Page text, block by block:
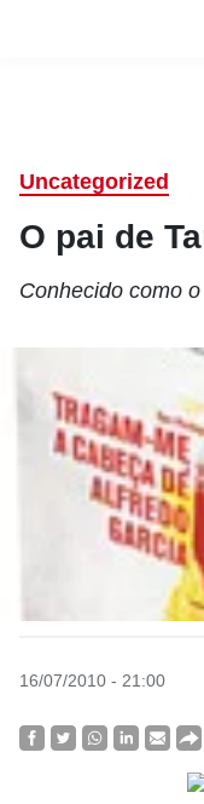
Uncategorized
O pai de
Conhecido como
16/07/2010 - 21:00